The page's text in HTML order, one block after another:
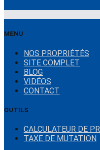
MENU
NOS PROPRIÉTÉS
SITE COMPLET
BLOG
VIDÉOS
CONTACT
OUTILS
CALCULATEUR DE
TAXE DE MUTATION